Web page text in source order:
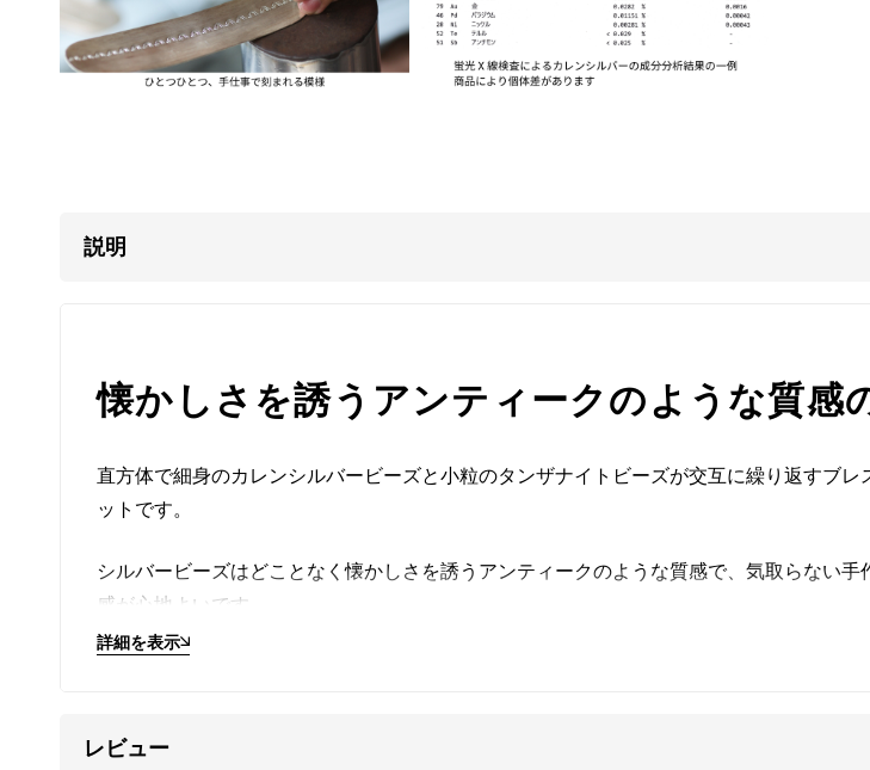
説明
懐かしさを誘うアンティークのような質感
直方体で細身のカレンシルバービーズと小粒のタンザナイトビーズが交互に繰り返すブレ
ットです。
シルバービーズはどことなく懐かしさを誘うアンティークのような質感で、気取らない手
感が心地よいです。
青色や紫色が入り混じる様子は紫陽花にも似ています。
詳細を表示
レビュー